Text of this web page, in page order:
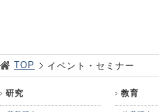
TOP イベント・セミナー
研究 教育